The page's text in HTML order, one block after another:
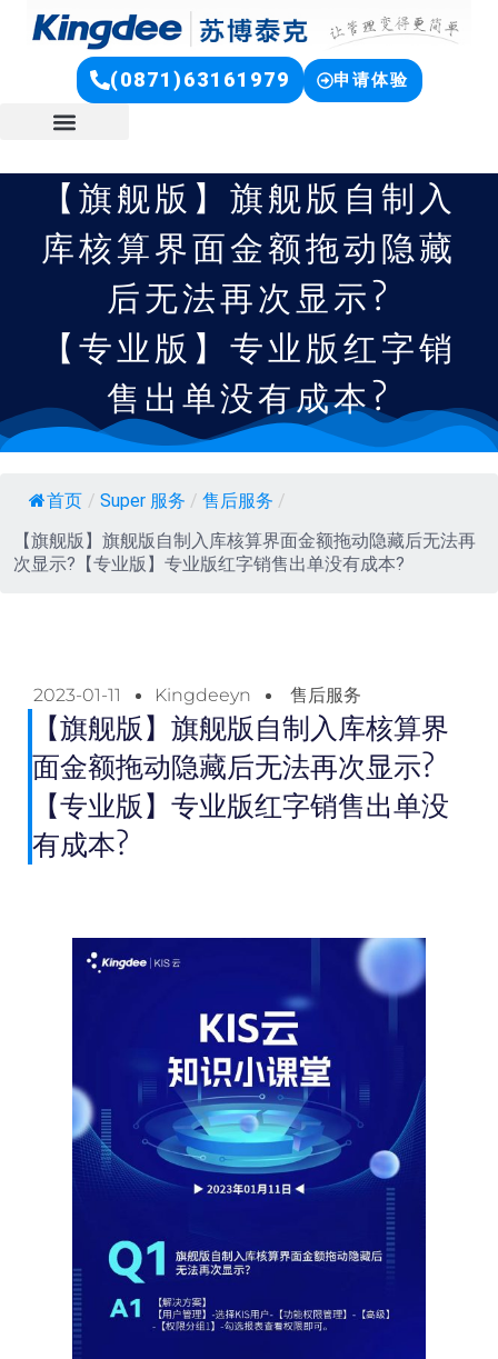
(0871)63161979 申请体验
【旗舰版】旗舰版自制入
库核算界面金额拖动隐藏
后无法再次显示?
【专业版】专业版红字销
售出单没有成本?
首页 / Super 服务 / 售后服务 /
【旗舰版】旗舰版自制入库核算界面金额拖动隐藏后无法再
次显示?【专业版】专业版红字销售出单没有成本?
2023-01-11 Kingdeeyn 售后服务
【旗舰版】旗舰版自制入库核算界
面金额拖动隐藏后无法再次显示?
【专业版】专业版红字销售出单没
有成本?